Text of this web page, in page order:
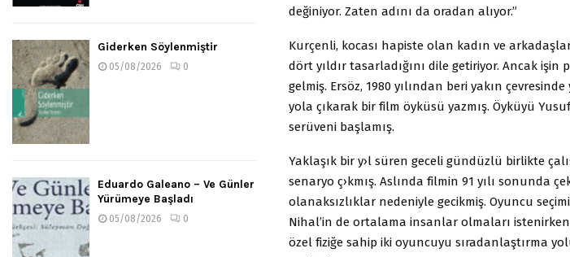
değiniyor. Zaten adını da oradan alıyor.”
Kurçenli, kocası hapiste olan kadın ve
dört yıldır tasarladığını dile getiriyor. Ancak işin
gelmiş. Ersöz, 1980 yılından beri yakın
yola çıkarak bir film öyküsü yazmış. Öyküyü
serüveni başlamış.
Yaklaşık bir y›l süren geceli gündüzlü birlikte
senaryo ç›kmış. Aslında filmin 91 yılı sonunda
olanaksızlıklar nedeniyle gecikmiş. Oyuncu
Nihal’in de ortalama insanlar olmaları
özel fiziğe sahip iki oyuncuyu sıradanlaştırma
Giderken Söylenmiştir
05/08/2026 0
Eduardo Galeano – Ve Günler
Yürümeye Başladı
05/08/2026 0